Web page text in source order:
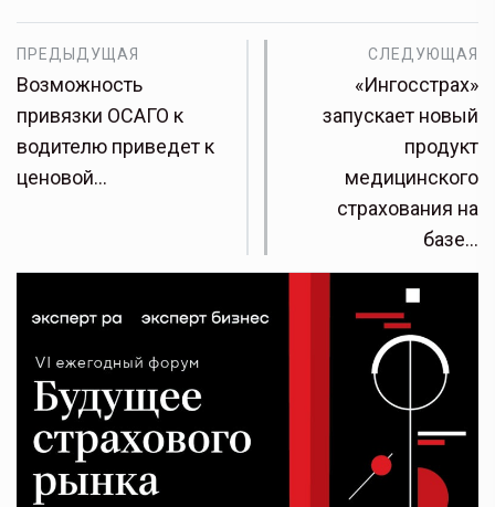
ПРЕДЫДУЩАЯ
Возможность
привязки ОСАГО к
водителю приведет к
ценовой…
СЛЕДУЮЩАЯ
«Ингосстрах»
запускает новый
продукт
медицинского
страхования на
базе…